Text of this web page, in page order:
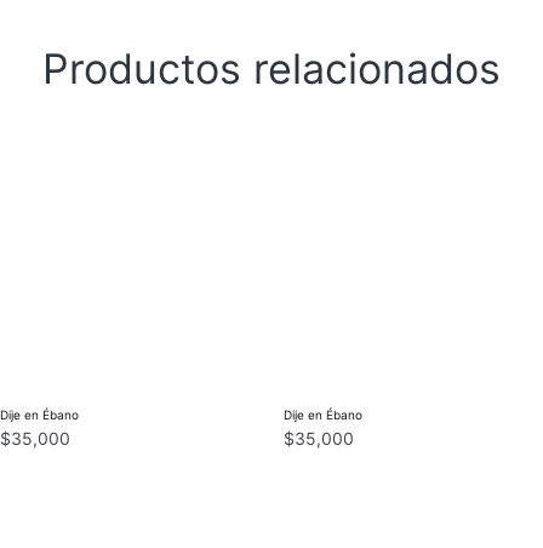
Productos relacionados
Dije en Ébano
$35,000
Dije en Ébano
$35,000